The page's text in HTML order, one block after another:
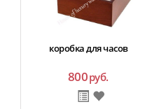
коробка для часов
800руб.